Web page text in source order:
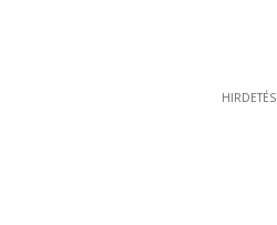
HIRDETÉS